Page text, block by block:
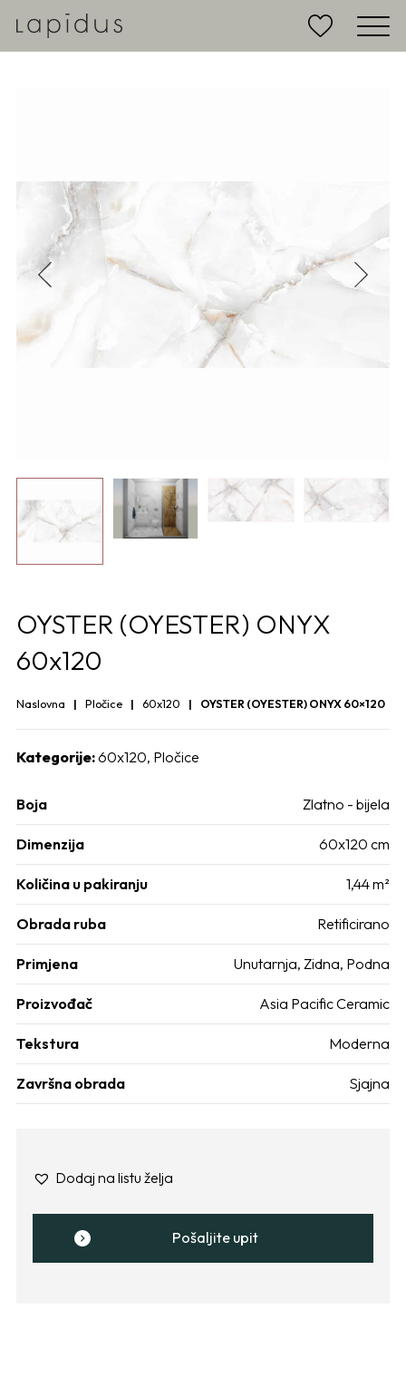
OYSTER (OYESTER) ONYX
60x120
Naslovna Pločice 60x120 OYSTER (OYESTER) ONYX 60×120
Kategorije:60x120, Pločice
Boja Zlatno - bijela
Dimenzija 60x120 cm
Količina u pakiranju 1,44 m²
Obrada ruba Retificirano
Primjena Unutarnja, Zidna, Podna
Proizvođač Asia Pacific Ceramic
Tekstura Moderna
Završna obrada Sjajna
Dodaj na listu želja
Pošaljite upit